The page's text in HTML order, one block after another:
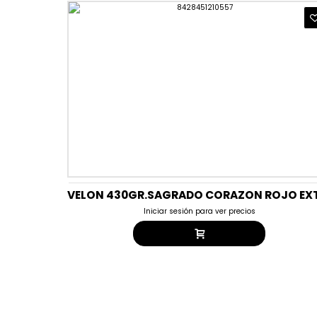
Iniciar sesión para ver precios